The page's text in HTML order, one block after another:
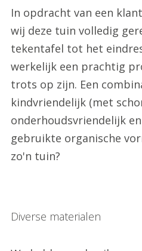
In opdracht van een
wij deze tuin volledig
tekentafel tot het
werkelijk een prachtig
trots op zijn. Een
kindvriendelijk (met
onderhoudsvriendelijk
gebruikte organische
zo'n tuin?
Diverse materialen